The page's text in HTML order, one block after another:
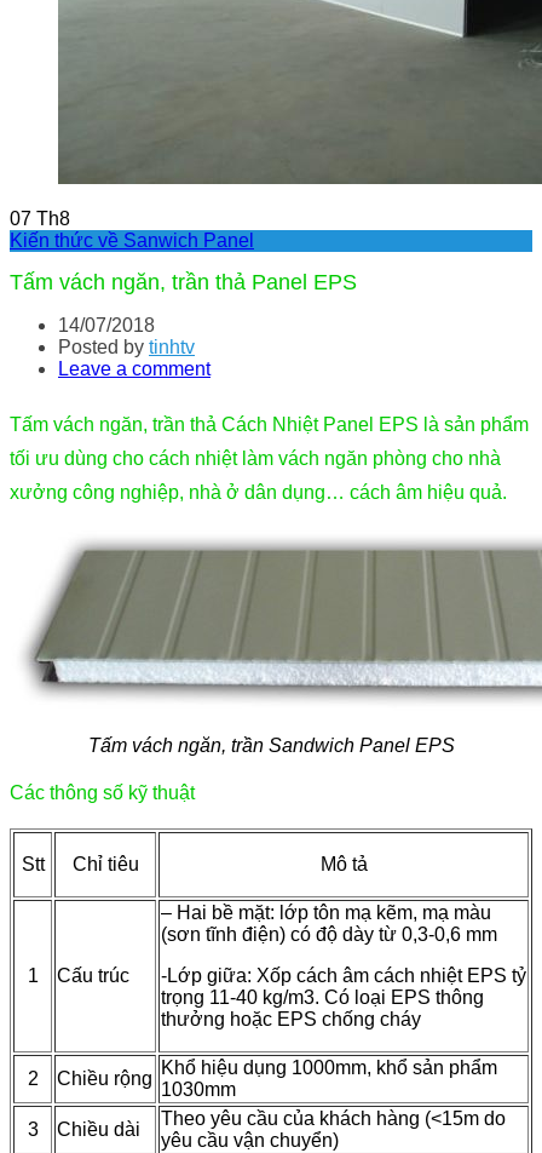
07 Th8
Kiến thức về Sanwich Panel
Tấm vách ngăn, trần thả Panel EPS
14/07/2018
Posted by tinhtv
Leave a comment
Tấm vách ngăn, trần thả Cách Nhiệt Panel EPS là sản phẩm
tối ưu dùng cho cách nhiệt làm vách ngăn phòng cho nhà
xưởng công nghiệp, nhà ở dân dụng… cách âm hiệu quả.
Tấm vách ngăn, trần Sandwich Panel EPS
Các thông số kỹ thuật
Stt Chỉ tiêu Mô tả
1 Cấu trúc
– Hai bề mặt: lớp tôn mạ kẽm, mạ màu
(sơn tĩnh điện) có độ dày từ 0,3-0,6 mm
-Lớp giữa: Xốp cách âm cách nhiệt EPS tỷ
trọng 11-40 kg/m3. Có loại EPS thông
thưởng hoặc EPS chống cháy
2 Chiều rộng
Khổ hiệu dụng 1000mm, khổ sản phẩm
1030mm
3
Chiều dài
Theo yêu cầu của khách hàng (<15m do
yêu cầu vận chuyển)